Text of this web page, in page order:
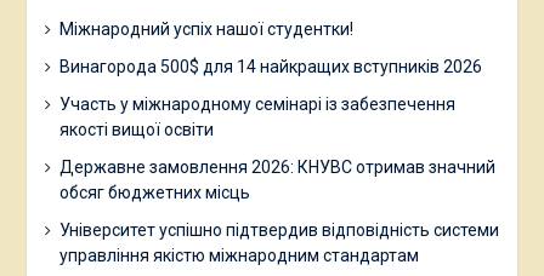
Міжнародний успіх нашої студентки!
Винагорода 500$ для 14 найкращих вступників 2026
Участь у міжнародному семінарі із забезпечення
якості вищої освіти
Державне замовлення 2026: КНУВС отримав значний
обсяг бюджетних місць
Університет успішно підтвердив відповідність системи
управління якістю міжнародним стандартам